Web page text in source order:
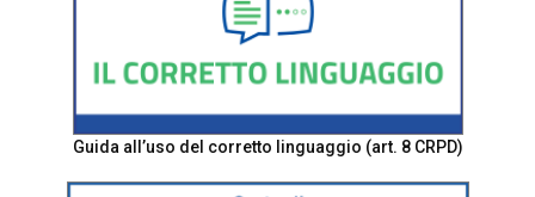
Guida all’uso del corretto linguaggio (art. 8 CRPD)